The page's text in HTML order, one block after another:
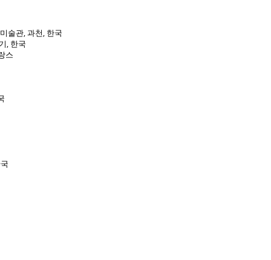
술관, 과천, 한국
, 한국
스